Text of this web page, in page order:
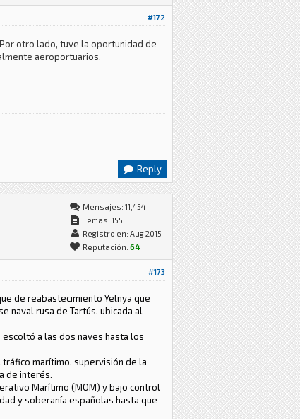
#172
otro lado, tuve la oportunidad de
aeroportuarios.
Reply
Mensajes: 11,454
Temas: 155
Registro en: Aug 2015
Reputación: 64
#173
de reabastecimiento Yelnya que
naval rusa de Tartús, ubicada al
a las dos naves hasta los
marítimo, supervisión de la
de interés.
Marítimo (MOM) y bajo control
y soberanía españolas hasta que